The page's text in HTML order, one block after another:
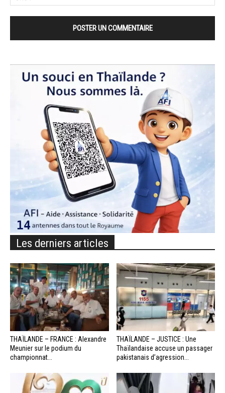
Les derniers articles
THAÏLANDE – FRANCE : Alexandre
Meunier sur le podium du
championnat...
THAÏLANDE – JUSTICE : Une
Thaïlandaise accuse un passager
pakistanais d’agression...